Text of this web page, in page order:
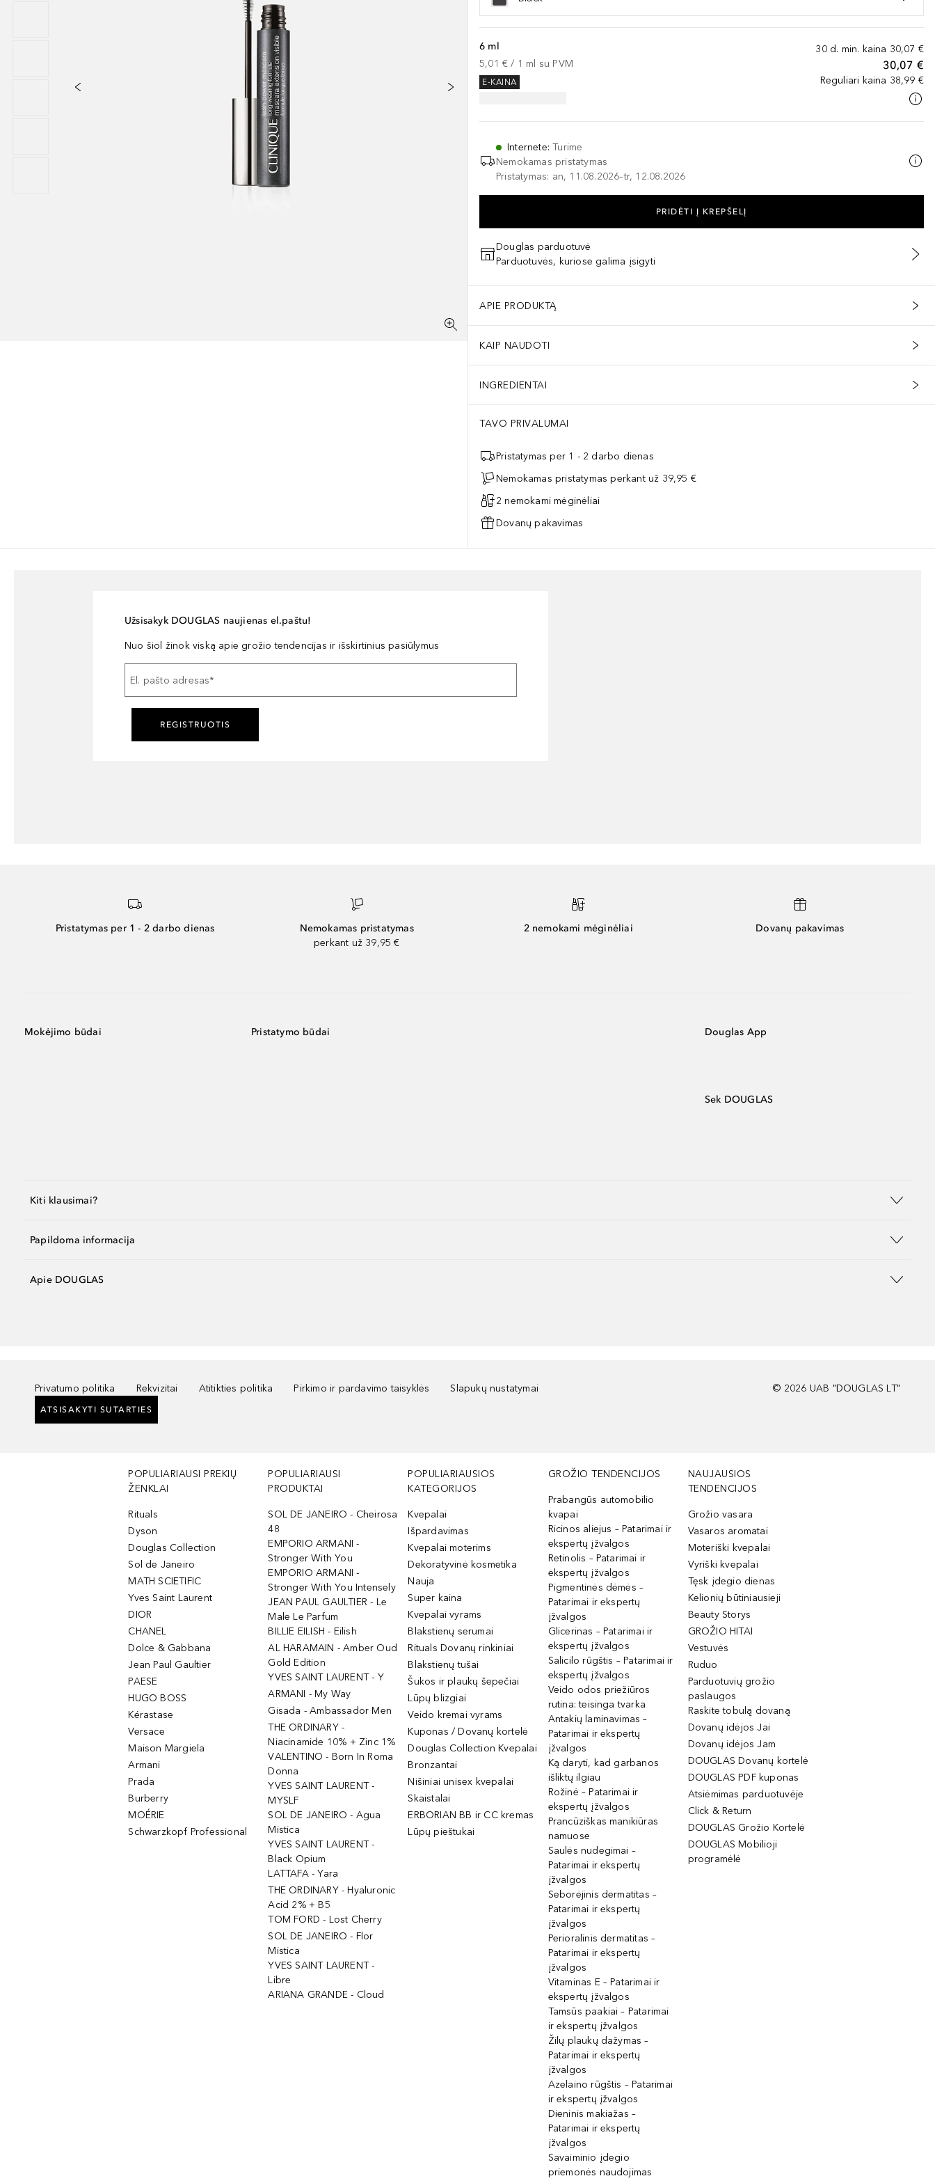
30 d. min. kaina 30,07 €
30,07 €
Reguliari kaina 38,99 €
6 ml
5,01 € / 1 ml su PVM
E-KAINA
Internete:Turime
Nemokamas pristatymas
Pristatymas: an, 11.08.2026–tr, 12.08.2026
PRIDĖTI Į KREPŠELĮ
Douglas parduotuvė
Parduotuvės, kuriose galima įsigyti
APIE PRODUKTĄ
KAIP NAUDOTI
INGREDIENTAI
TAVO PRIVALUMAI
Pristatymas per 1 - 2 darbo dienas
Nemokamas pristatymas perkant už 39,95 €
2 nemokami mėginėliai
Dovanų pakavimas
Užsisakyk DOUGLAS naujienas el.paštu!
Nuo šiol žinok viską apie grožio tendencijas ir išskirtinius pasiūlymus
El. pašto adresas*
REGISTRUOTIS
Pristatymas per 1 - 2 darbo dienas
Nemokamas pristatymas
perkant už 39,95 €
2 nemokami mėginėliai Dovanų pakavimas
Mokėjimo būdai Pristatymo būdai Douglas App
Sek DOUGLAS
Kiti klausimai?
Papildoma informacija
Apie DOUGLAS
Privatumo politika Rekvizitai Atitikties politika Pirkimo ir pardavimo taisyklės Slapukų nustatymai
ATSISAKYTI SUTARTIES
© 2026 UAB "DOUGLAS LT"
POPULIARIAUSI PREKIŲ
ŽENKLAI
Rituals
Dyson
Douglas Collection
Sol de Janeiro
MATH SCIETIFIC
Yves Saint Laurent
DIOR
CHANEL
Dolce & Gabbana
Jean Paul Gaultier
PAESE
HUGO BOSS
Kérastase
Versace
Maison Margiela
Armani
Prada
Burberry
MOÉRIE
Schwarzkopf Professional
POPULIARIAUSI
PRODUKTAI
SOL DE JANEIRO - Cheirosa
48
EMPORIO ARMANI -
Stronger With You
EMPORIO ARMANI -
Stronger With You Intensely
JEAN PAUL GAULTIER - Le
Male Le Parfum
BILLIE EILISH - Eilish
AL HARAMAIN - Amber Oud
Gold Edition
YVES SAINT LAURENT - Y
ARMANI - My Way
Gisada - Ambassador Men
THE ORDINARY -
Niacinamide 10% + Zinc 1%
VALENTINO - Born In Roma
Donna
YVES SAINT LAURENT -
MYSLF
SOL DE JANEIRO - Agua
Mistica
YVES SAINT LAURENT -
Black Opium
LATTAFA - Yara
THE ORDINARY - Hyaluronic
Acid 2% + B5
TOM FORD - Lost Cherry
SOL DE JANEIRO - Flor
Mistica
YVES SAINT LAURENT -
Libre
ARIANA GRANDE - Cloud
POPULIARIAUSIOS
KATEGORIJOS
Kvepalai
Išpardavimas
Kvepalai moterims
Dekoratyvinė kosmetika
Nauja
Super kaina
Kvepalai vyrams
Blakstienų serumai
Rituals Dovanų rinkiniai
Blakstienų tušai
Šukos ir plaukų šepečiai
Lūpų blizgiai
Veido kremai vyrams
Kuponas / Dovanų kortelė
Douglas Collection Kvepalai
Bronzantai
Nišiniai unisex kvepalai
Skaistalai
ERBORIAN BB ir CC kremas
Lūpų pieštukai
GROŽIO TENDENCIJOS
Prabangūs automobilio
kvapai
Ricinos aliejus – Patarimai ir
ekspertų įžvalgos
Retinolis – Patarimai ir
ekspertų įžvalgos
Pigmentinės dėmės –
Patarimai ir ekspertų
įžvalgos
Glicerinas – Patarimai ir
ekspertų įžvalgos
Salicilo rūgštis – Patarimai ir
ekspertų įžvalgos
Veido odos priežiūros
rutina: teisinga tvarka
Antakių laminavimas –
Patarimai ir ekspertų
įžvalgos
Ką daryti, kad garbanos
išliktų ilgiau
Rožinė – Patarimai ir
ekspertų įžvalgos
Prancūziškas manikiūras
namuose
Saulės nudegimai –
Patarimai ir ekspertų
įžvalgos
Seborėjinis dermatitas –
Patarimai ir ekspertų
įžvalgos
Perioralinis dermatitas –
Patarimai ir ekspertų
įžvalgos
Vitaminas E – Patarimai ir
ekspertų įžvalgos
Tamsūs paakiai – Patarimai
ir ekspertų įžvalgos
Žilų plaukų dažymas –
Patarimai ir ekspertų
įžvalgos
Azelaino rūgštis – Patarimai
ir ekspertų įžvalgos
Dieninis makiažas –
Patarimai ir ekspertų
įžvalgos
Savaiminio įdegio
priemonės naudojimas
NAUJAUSIOS
TENDENCIJOS
Grožio vasara
Vasaros aromatai
Moteriški kvepalai
Vyriški kvepalai
Tęsk įdegio dienas
Kelionių būtiniausieji
Beauty Storys
GROŽIO HITAI
Vestuvės
Ruduo
Parduotuvių grožio
paslaugos
Raskite tobulą dovaną
Dovanų idėjos Jai
Dovanų idėjos Jam
DOUGLAS Dovanų kortelė
DOUGLAS PDF kuponas
Atsiėmimas parduotuvėje
Click & Return
DOUGLAS Grožio Kortelė
DOUGLAS Mobilioji
programėlė